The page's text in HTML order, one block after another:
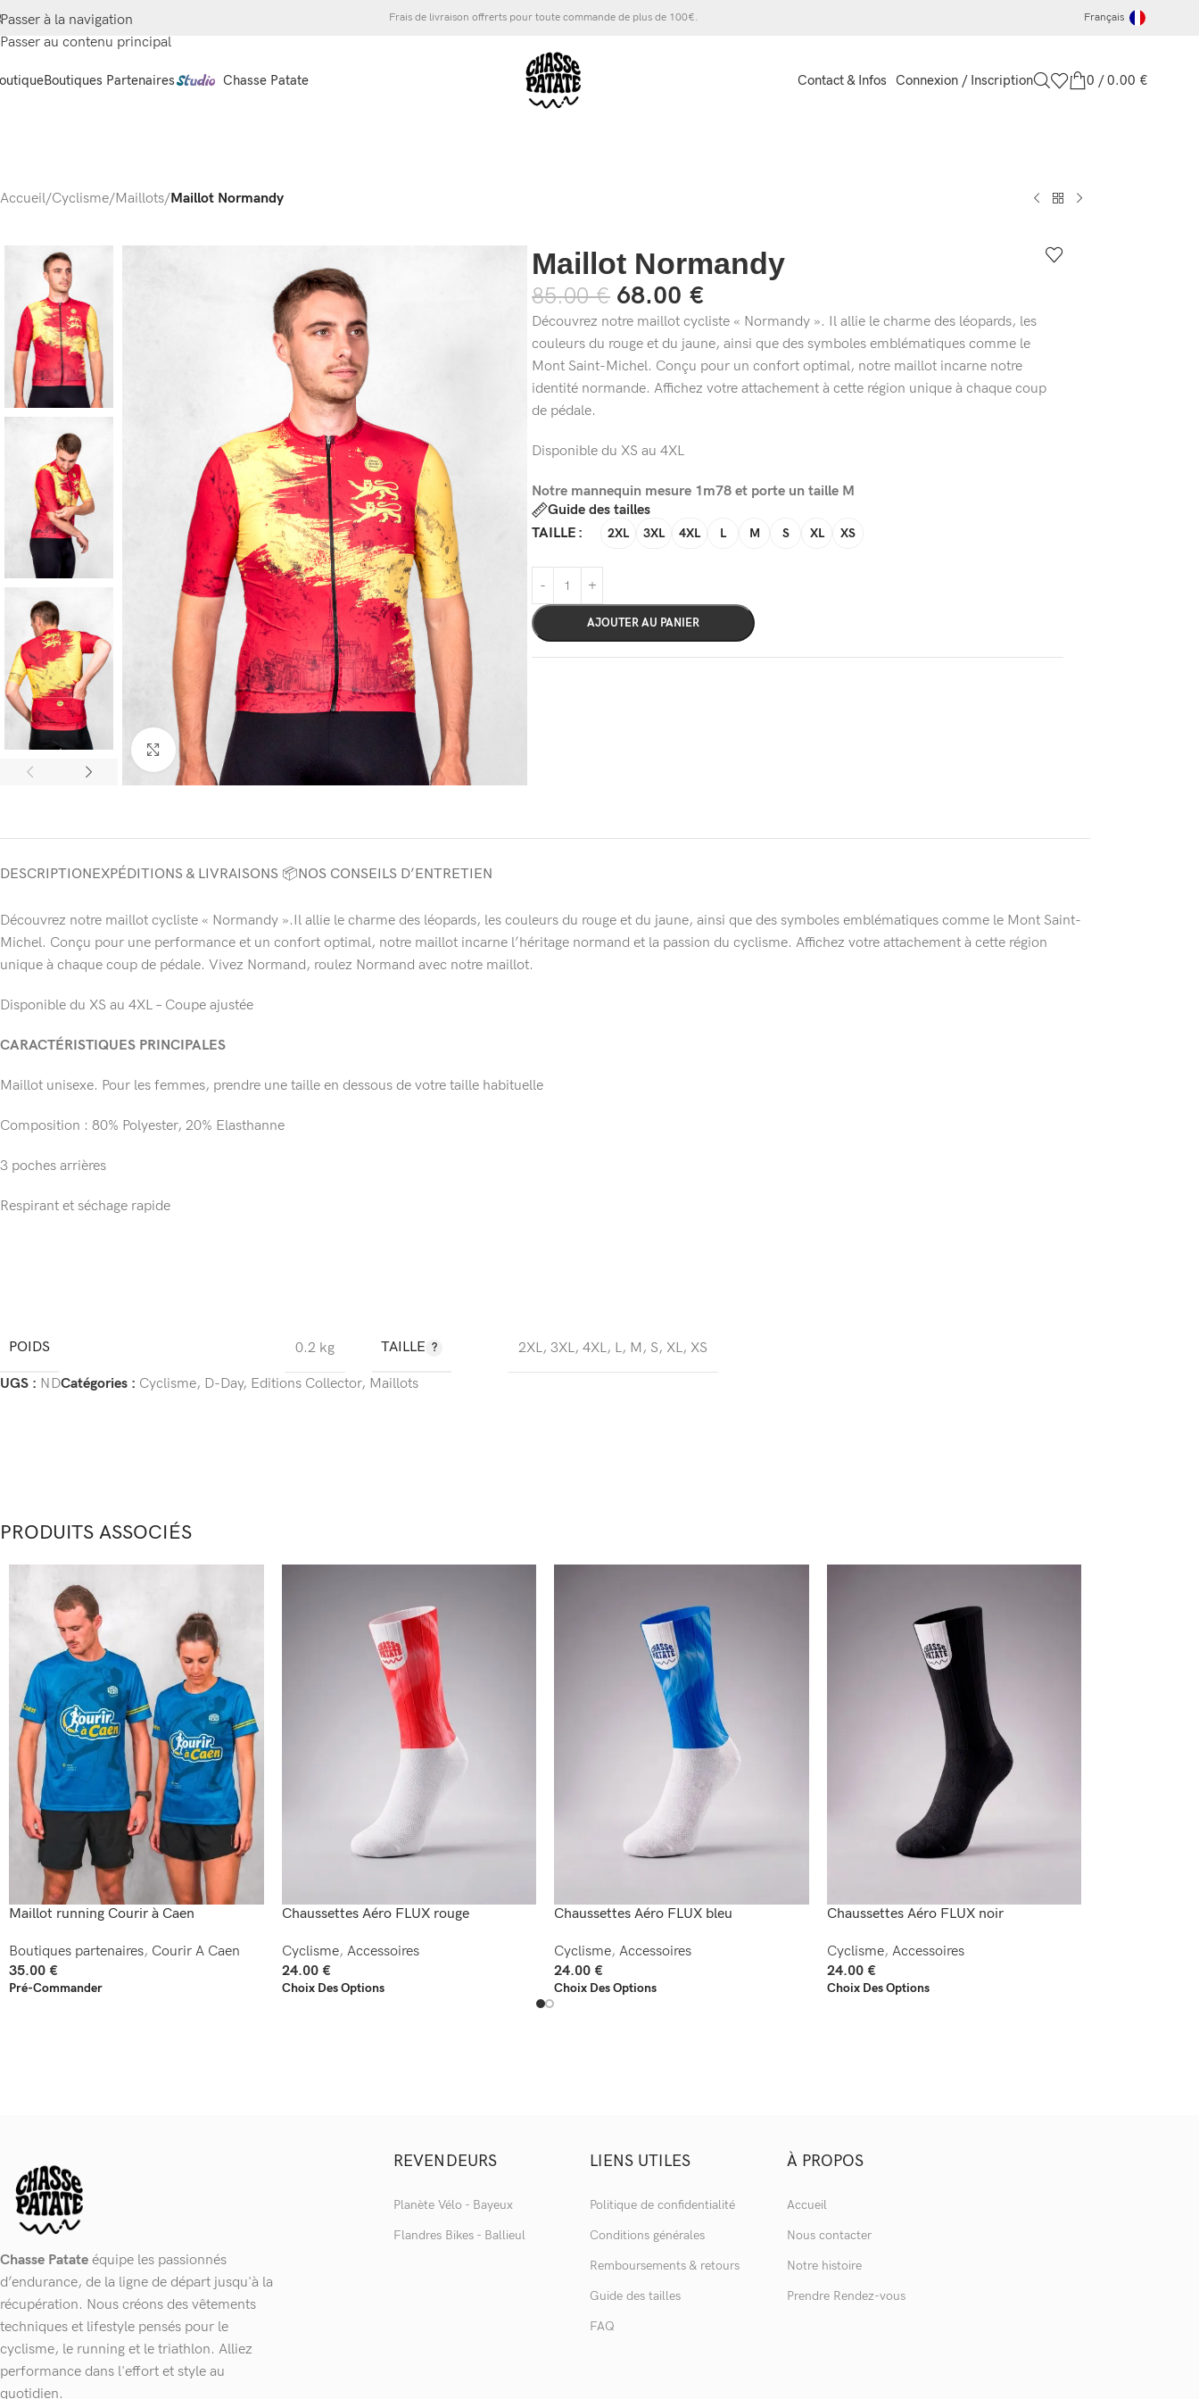
Passer à la navigation
Passer au contenu principal
Frais de livraison offrerts pour toute commande de plus de 100€. Français
Boutiques Partenaires Chasse Patate Contact & Infos Connexion / Inscription 0 / 0.00 €
Accueil/Cyclisme/Maillots/Maillot Normandy
Cliquez pour agrandir
Maillot Normandy
85.00€ 68.00 €
Découvrez notre maillot cycliste « Normandy ». Il allie le charme des léopards, les
couleurs du rouge et du jaune, ainsi que des symboles emblématiques comme le
Mont Saint-Michel. Conçu pour un confort optimal, notre maillot incarne notre
identité normande. Affichez votre attachement à cette région unique à chaque coup
de pédale.
Disponible du XS au 4XL
Notre mannequin mesure 1m78 et porte un taille M
Guide des tailles
TAILLE
2XL 3XL 4XL L M S XL XS
AJOUTER AU PANIER
DESCRIPTIONEXPÉDITIONS & LIVRAISONS 📦NOS CONSEILS D’ENTRETIEN
Découvrez notre maillot cycliste « Normandy ».Il allie le charme des léopards, les couleurs du rouge et du jaune, ainsi que des symboles emblématiques comme le Mont Saint-
Michel. Conçu pour une performance et un confort optimal, notre maillot incarne l’héritage normand et la passion du cyclisme. Affichez votre attachement à cette région
unique à chaque coup de pédale. Vivez Normand, roulez Normand avec notre maillot.
Disponible du XS au 4XL – Coupe ajustée
CARACTÉRISTIQUES PRINCIPALES
Maillot unisexe. Pour les femmes, prendre une taille en dessous de votre taille habituelle
Composition : 80% Polyester, 20% Elasthanne
3 poches arrières
Respirant et séchage rapide
POIDS 0.2 kg TAILLE 2XL, 3XL, 4XL, L, M, S, XL, XS
UGS : NDCatégories : Cyclisme, D-Day, Editions Collector, Maillots
PRODUITS ASSOCIÉS
Maillot running Courir à Caen
Boutiques partenaires, Courir A Caen
35.00 €
Pré-Commander
Chaussettes Aéro FLUX rouge
Cyclisme, Accessoires
24.00 €
Choix Des Options
Chaussettes Aéro FLUX bleu
Cyclisme, Accessoires
24.00 €
Choix Des Options
Chaussettes Aéro FLUX noir
Cyclisme, Accessoires
24.00 €
Choix Des Options
Chasse Patate équipe les passionnés
d’endurance, de la ligne de départ jusqu'à la
récupération. Nous créons des vêtements
techniques et lifestyle pensés pour le
cyclisme, le running et le triathlon. Alliez
performance dans l'effort et style au
quotidien.
REVENDEURS
Planète Vélo - Bayeux
Flandres Bikes - Ballieul
LIENS UTILES
Politique de confidentialité
Conditions générales
Remboursements & retours
Guide des tailles
FAQ
À PROPOS
Accueil
Nous contacter
Notre histoire
Prendre Rendez-vous